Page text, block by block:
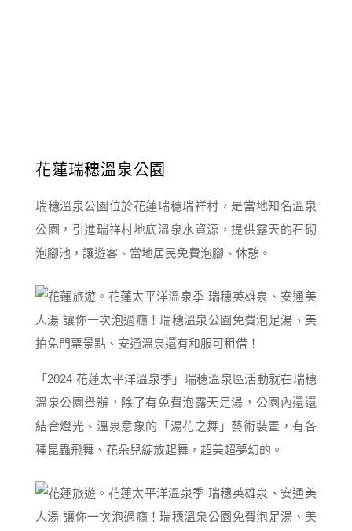
花蓮瑞穗溫泉公園
瑞穗溫泉公園位於花蓮瑞穗瑞祥村，是當地知名溫泉
公園，引進瑞祥村地底溫泉水資源，提供露天的石砌
泡腳池，讓遊客、當地居民免費泡腳、休憩。
「2024 花蓮太平洋溫泉季」瑞穗溫泉區活動就在瑞穗
溫泉公園舉辦，除了有免費泡露天足湯，公園內還還
結合燈光、溫泉意象的「湯花之舞」藝術裝置，有各
種昆蟲飛舞、花朵兒綻放起舞，超美超夢幻的。